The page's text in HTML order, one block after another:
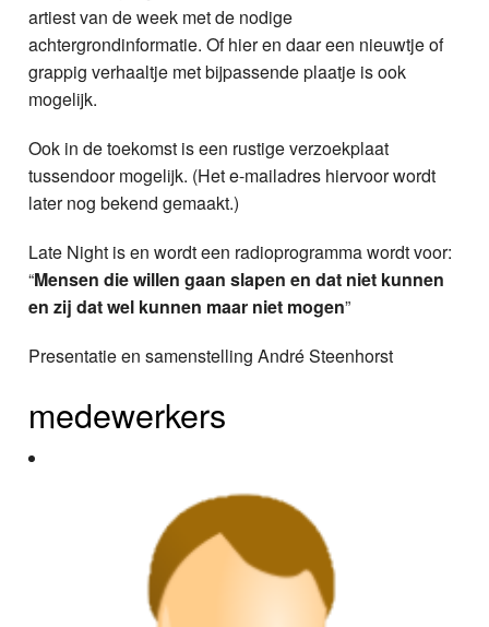
artiest van de week met de nodige
achtergrondinformatie. Of hier en daar een nieuwtje of
grappig verhaaltje met bijpassende plaatje is ook
mogelijk.
Ook in de toekomst is een rustige verzoekplaat
tussendoor mogelijk. (Het e-mailadres hiervoor wordt
later nog bekend gemaakt.)
Late Night is en wordt een radioprogramma wordt voor:
“Mensen die willen gaan slapen en dat niet kunnen
en zij dat wel kunnen maar niet mogen”
Presentatie en samenstelling André Steenhorst
medewerkers